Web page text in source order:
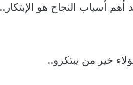
أهم أسباب النجاح هو الإبتكار..
خير من يبتكرو..